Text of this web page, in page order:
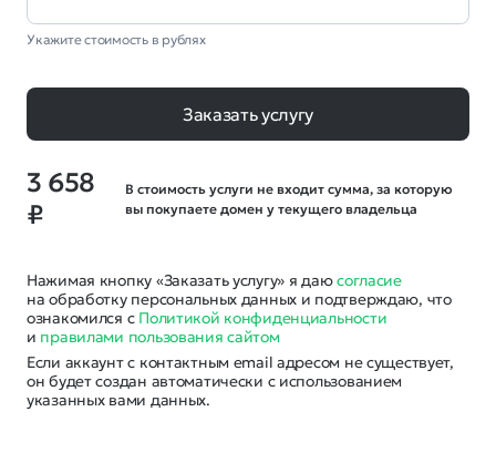
Укажите стоимость в рублях
Заказать услугу
3 658
₽
В стоимость услуги не входит сумма, за которую
вы покупаете домен у текущего владельца
Нажимая кнопку «Заказать услугу» я даюсогласие
на обработку персональных данных и подтверждаю, что
ознакомился с Политикой конфиденциальности
и правилами пользования сайтом
Если аккаунт с контактным email адресом не существует,
он будет создан автоматически с использованием
указанных вами данных.